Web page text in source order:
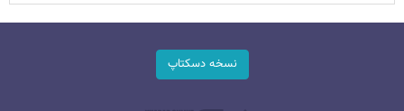
نسخه دسکتاپ